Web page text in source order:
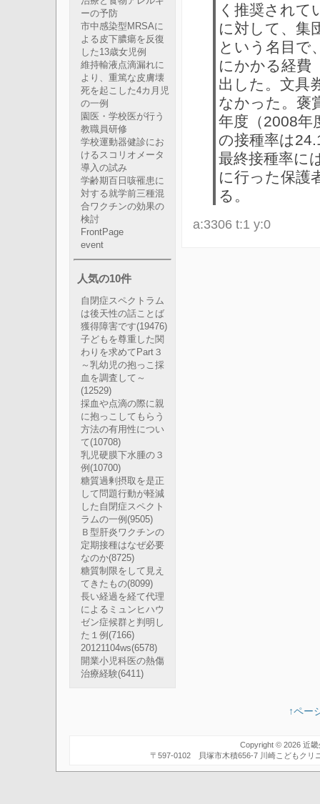
く推奨されて
に対して、集
という名目で
にかかる経費
出した。文具
なかった。褒
年度（2008年
の接種率は
最終接種率に
に行った保護
る。
a:3306 t:1 y:0
ーの予防
市中感染型MRSAに
よる皮下膿瘍を反復
した13歳女児例
維持輸液点滴漏れに
より、重篤な皮膚壊
死を起こした4カ月児
の一例
園医・学校医が行う
教職員研修
学校運動器健診にお
けるスコリオメータ
導入の試み
学齢期百日咳罹患に
対する就学前三種混
合ワクチンの効果の
検討
FrontPage
event
人気の10件
自閉症スペクトラム
は後天性の話ことば
獲得障害です(19476)
子どもを尊重した関
わりを求めてPart３
～乳幼児の抱っこ採
血を調査して～
(12529)
採血や点滴の際に親
に抱っこしてもらう
方法の有用性につい
て(10708)
乳児硬膜下水腫の３
例 (10700)
糖質過剰摂取を是正
して問題行動が軽減
した自閉症スペクト
ラムの一例 (9505)
Ｂ型肝炎ワクチンの
定期接種はなぜ必要
なのか(8725)
糖質制限をして見え
てきたもの(8099)
長い経過を経て代理
によるミュンヒハウ
ゼン症候群と判明し
た１例 (7166)
20121104ws(6578)
開業小児科医の熱傷
治療経験(6411)
↑ペー
Copyright © 2026 近畿
〒597-0102 貝塚市木積656-7 川崎こどもクリ